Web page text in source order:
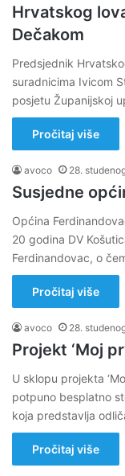
Hrvatskog
Dečakom
Predsjednik
suradnicima Ivicom
posjetu Županijskoj
Pročitaj više
avoco 28.
Susjedne
Općina
20 godina DV
Ferdinandovac, o
Pročitaj više
avoco 28.
Projekt ‘Moj
U sklopu projekta
potpuno besplatno
koja predstavlja
Pročitaj više